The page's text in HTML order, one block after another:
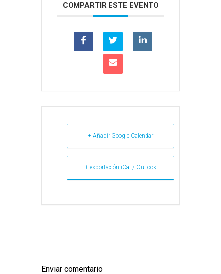
COMPARTIR ESTE EVENTO
+ Añadir Google Calendar
+ exportación iCal / Outlook
Enviar comentario